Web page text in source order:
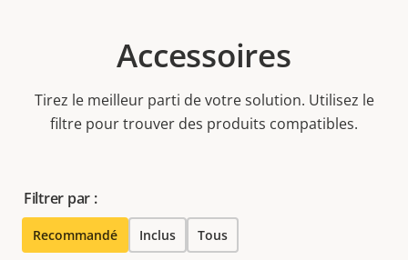
Accessoires
Tirez le meilleur parti de votre solution. Utilisez le
filtre pour trouver des produits compatibles.
Filtrer par :
Recommandé Inclus Tous